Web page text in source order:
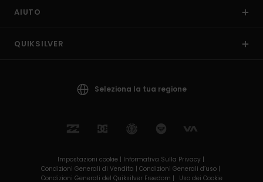
AIUTO
QUIKSILVER
Seleziona la tua regione
Impostazioni cookie | Informativa Sulla Privacy |
Condizioni Generali di Vendita | Condizioni Generali d’uso |
Condizioni Generali del Quiksilver Freedom |
Uso dei Cookie